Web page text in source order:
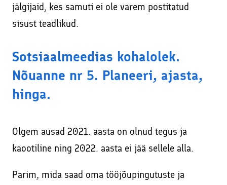
jälgijaid, kes samuti ei ole varem postitatud
sisust teadlikud.
Sotsiaalmeedias kohalolek.
Nõuanne nr 5. Planeeri, ajasta,
hinga.
Olgem ausad 2021. aasta on olnud tegus ja
kaootiline ning 2022. aasta ei jää sellele alla.
Parim, mida saad oma tööjõupingutuste ja